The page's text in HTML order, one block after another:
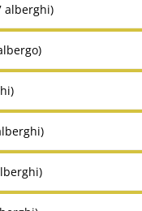
alberghi)